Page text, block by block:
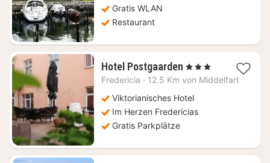
Gratis WLAN
Restaurant
Hotel Postgaarden 1
Nacht
123,03
€
, 3 Sterne
Fredericia · 12.5 Km von Middelfart
Viktorianisches Hotel
Im Herzen Fredericias
Gratis Parkplätze